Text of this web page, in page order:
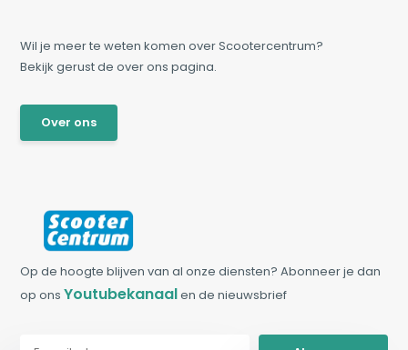
Wil je meer te weten komen over Scootercentrum?
Bekijk gerust de over ons pagina.
Over ons
Op de hoogte blijven van al onze diensten? Abonneer je dan
op onsYoutubekanaalen de nieuwsbrief